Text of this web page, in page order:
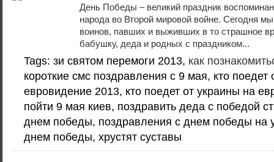
День Победы – великий праздник
народа во Второй мировой войне. Сегодня
воинов, павших и выживших в то страшное
бабушку, деда и родных с праздником...
Tags: зи святом перемоги 2013, как
короткие смс поздравления с 9 мая, кто поедет
евровидение 2013, кто поедет от украины на
пойти 9 мая киев, поздравить деда с победой
днем победы, поздравления с днем победы на
днем победы, хрустят суставы